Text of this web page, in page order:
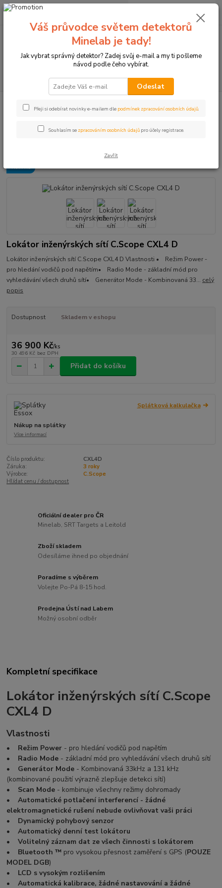
+420774877333
0 Kč
inženýrských sítí C.Scope CXL4 D
Lokátor inženýrských sítí C.Scope
Novinka
Lokátor inženýrských sítí C.Scope CXL4 D
Lokátor inženýrských sítí C.Scope CXL4 D Vlastnosti • Režim Power -
pro hledání vodičů pod napětím• Radio Mode - základní mód pro
vyhledávání všech druhů sítí• Generátor Mode - Kombinovaná 33... celý
popis
Dostupnost Skladem v eshopu
36 900 Kč/ks
30 496 Kč bez DPH
Přidat do košíku
Splátková kalkulačka
Nákup na splátky
Více informací
Číslo produktu:
CXL4D
Záruka:
3 roky
Výrobce:
C.Scope
Hlídat cenu / dostupnost
Oficiální dealer pro ČR
Minelab, SRT Targets a Leitold
Zboží skladem
Odesíláme ihned po objednání
Poradíme s výběrem
Volejte Po-Pá 8-15 hod.
Prodejna Ústí nad Labem
Možný osobní odběr
Kompletní specifikace
Lokátor inženýrských sítí C.Scope
CXL4 D
Vlastnosti
• Režim Power - pro hledání vodičů pod napětím
• Radio Mode - základní mód pro vyhledávání všech druhů sítí
• Generátor Mode - Kombinovaná 33kHz a 131 kHz
(kombinované použití výrazně zlepšuje detekci sítí)
• Scan Mode - kombinuje všechny režimy dohromady
•
Automatické potlačení interferencí - žádné
elektromagnetické rušení nebude ovlivňovat vaši práci
• Dynamický pohybový senzor
•Automatický denní test lokátoru
•Volitelný záznam dat ze všech činnosti s lokátorem
• Bluetooth ™ pro vysokou přesnost zaměření s GPS (POUZE
MODEL DGB)
• LCD s vysokým rozlišením
•Automatická kalibrace, žádné nastavování a žádné
Váš průvodce světem detektorů
Minelab je tady!
Jak vybrat správný detektor? Zadej svůj e-mail a my ti pošleme
návod podle čeho vybírat.
Odeslat
Přeji si odebírat novinky e-mailem dle podmínek zpracování osobních údajů.
Souhlasím se zpracováním osobních údajů pro účely registrace.
Zavřít